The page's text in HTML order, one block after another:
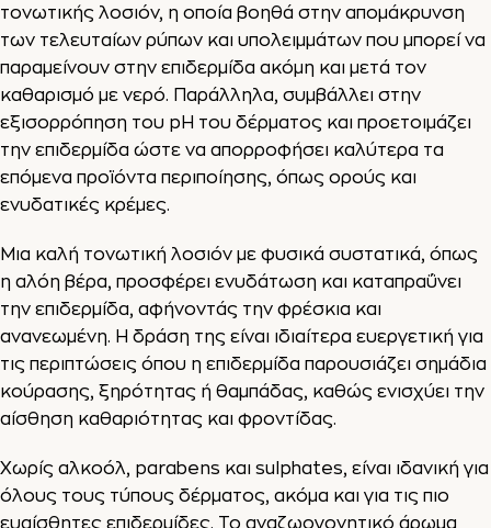
τονωτικής λοσιόν, η οποία βοηθά στην απομάκρυνση
των τελευταίων ρύπων και υπολειμμάτων που μπορεί να
παραμείνουν στην επιδερμίδα ακόμη και μετά τον
καθαρισμό με νερό. Παράλληλα, συμβάλλει στην
εξισορρόπηση του pH του δέρματος και προετοιμάζει
την επιδερμίδα ώστε να απορροφήσει καλύτερα τα
επόμενα προϊόντα περιποίησης, όπως ορούς και
ενυδατικές κρέμες.
Μια καλή τονωτική λοσιόν με φυσικά συστατικά, όπως
η αλόη βέρα, προσφέρει ενυδάτωση και καταπραΰνει
την επιδερμίδα, αφήνοντάς την φρέσκια και
ανανεωμένη. Η δράση της είναι ιδιαίτερα ευεργετική για
τις περιπτώσεις όπου η επιδερμίδα παρουσιάζει σημάδια
κούρασης, ξηρότητας ή θαμπάδας, καθώς ενισχύει την
αίσθηση καθαριότητας και φροντίδας.
Χωρίς αλκοόλ, parabens και sulphates, είναι ιδανική για
όλους τους τύπους δέρματος, ακόμα και για τις πιο
ευαίσθητες επιδερμίδες. Το αναζωογονητικό άρωμα